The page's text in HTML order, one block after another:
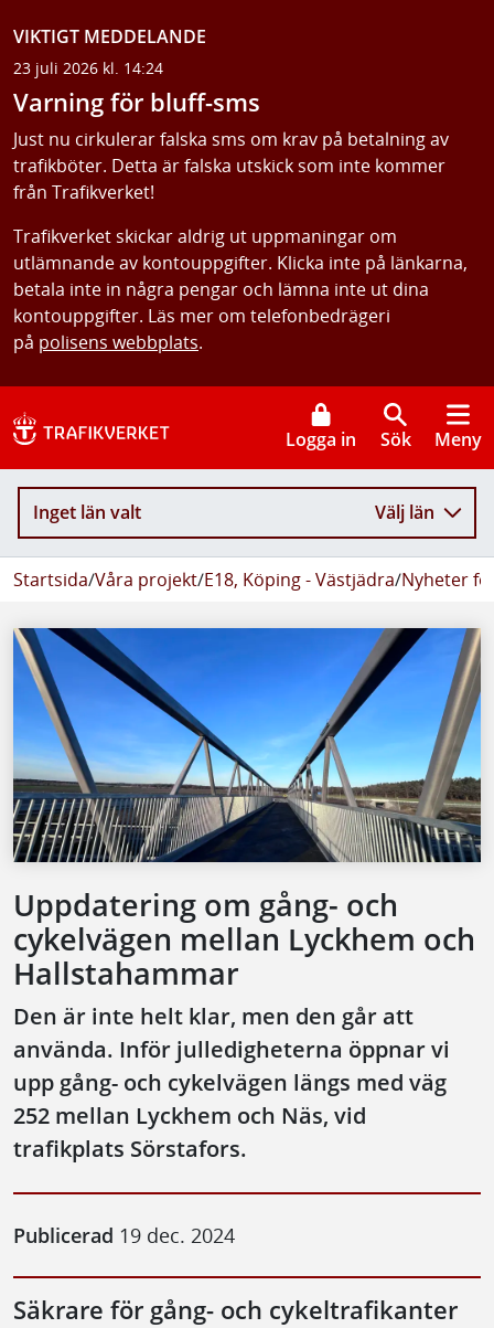
VIKTIGT MEDDELANDE
23 juli 2026 kl. 14:24
Varning för bluff-sms
Just nu cirkulerar falska sms om krav på betalning av
trafikböter. Detta är falska utskick som inte kommer
från Trafikverket!
Trafikverket skickar aldrig ut uppmaningar om
utlämnande av kontouppgifter. Klicka inte på länkarna,
betala inte in några pengar och lämna inte ut dina
kontouppgifter. Läs mer om telefonbedrägeri
på polisens webbplats.
Logga in Sök Meny
Inget län valt Välj län
Startsida/Våra projekt/E18, Köping - Västjädra/Nyheter
Uppdatering om gång- och
cykelvägen mellan Lyckhem och
Hallstahammar
Den är inte helt klar, men den går att
använda. Inför julledigheterna öppnar vi
upp gång- och cykelvägen längs med väg
252 mellan Lyckhem och Näs, vid
trafikplats Sörstafors.
Publicerad 19 dec. 2024
Säkrare för gång- och cykeltrafikanter